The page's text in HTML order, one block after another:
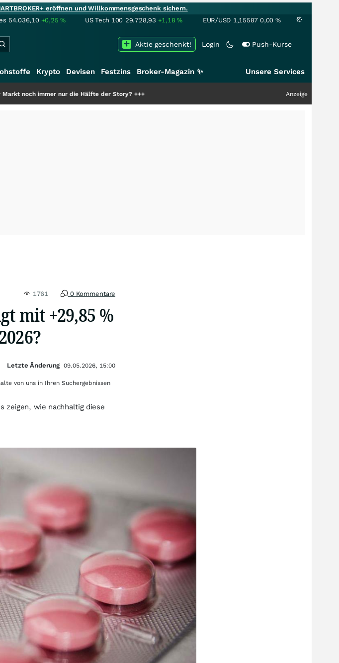
eröffnen und Willkommensgeschenk sichern.
54.036,10 +0,25% US Tech 100 29.728,93 +1,18% EUR/USD 1,15587 0,00 %
Login Push-Kurse
Aktie geschenkt!
Krypto Devisen Festzins Broker-Magazin ✨ Unsere Services
nur die Hälfte der Story?+++ Anzeige
1761 0 Kommentare
mit +29,85 %
zeigen, wie nachhaltig diese
Letzte Änderung 09.05.2026, 15:00
von uns in Ihren Suchergebnissen